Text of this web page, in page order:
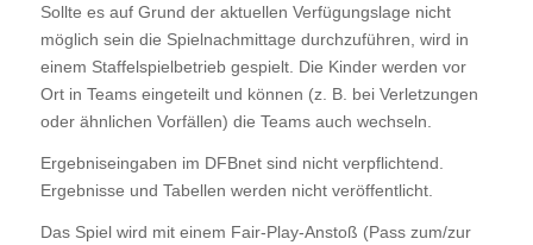
Sollte es auf Grund der aktuellen Verfügungslage nicht
möglich sein die Spielnachmittage durchzuführen, wird in
einem Staffelspielbetrieb gespielt. Die Kinder werden vor
Ort in Teams eingeteilt und können (z. B. bei Verletzungen
oder ähnlichen Vorfällen) die Teams auch wechseln.
Ergebniseingaben im DFBnet sind nicht verpflichtend.
Ergebnisse und Tabellen werden nicht veröffentlicht.
Das Spiel wird mit einem Fair-Play-Anstoß (Pass zum/zur